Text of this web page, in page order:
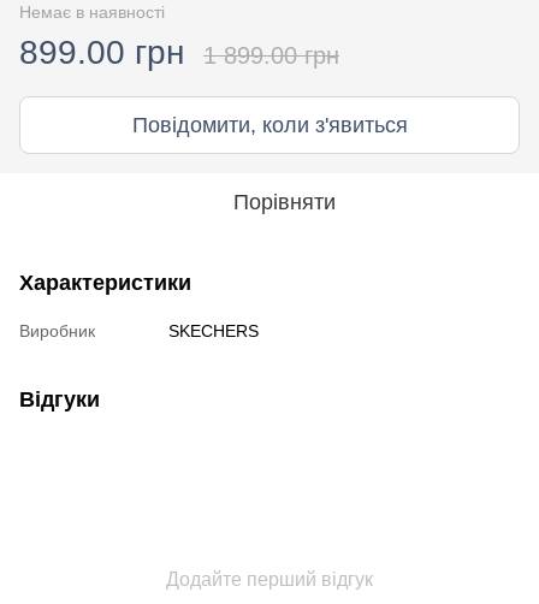
Немає в наявності
899.00 грн 1 899.00 грн
Повідомити, коли з'явиться
Порівняти
Характеристики
Виробник SKECHERS
Відгуки
Додайте перший відгук